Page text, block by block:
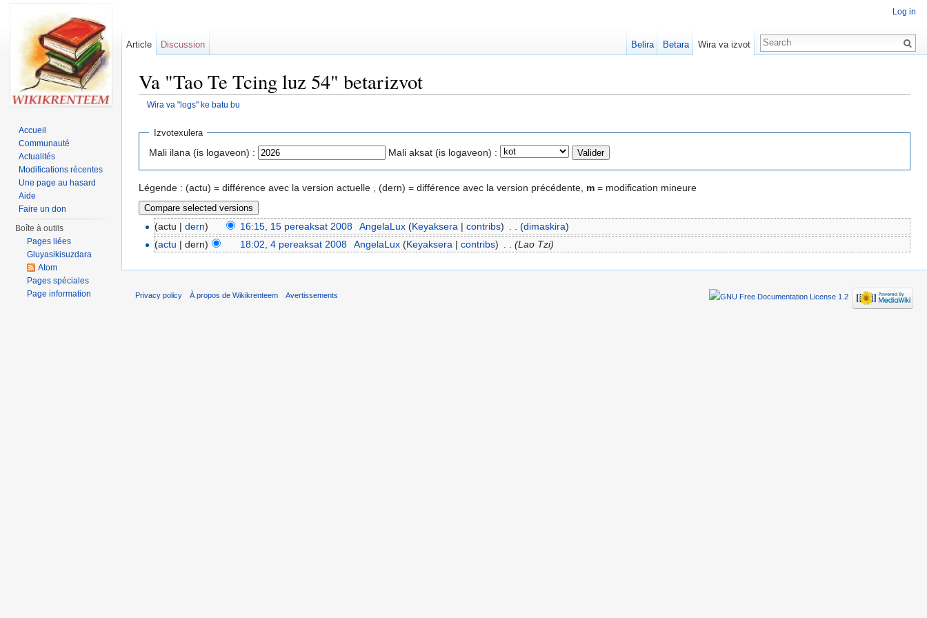
Va "Tao Te Tcing luz 54" betarizvot
Wira va "logs" ke batu bu
Izvotexulera
Mali ilana (is logaveon) : Mali aksat (is logaveon) :
Légende : (actu) = différence avec la version actuelle , (dern) = différence avec la version précédente, m = modification mineure
(actu |dern) 16:15, 15 pereaksat 2008 AngelaLux (Keyaksera | contribs) (dimaskira)
(actu | dern) 18:02, 4 pereaksat 2008 AngelaLux (Keyaksera | contribs) (Lao Tzi)
Log in
Article Discussion Belira Betara Wira va izvot
Accueil
Communauté
Actualités
Modifications récentes
Une page au hasard
Aide
Faire un don
Boîte à outils
Pages liées
Gluyasikisuzdara
Atom
Pages spéciales
Page information
Privacy policy À propos de Wikikrenteem Avertissements